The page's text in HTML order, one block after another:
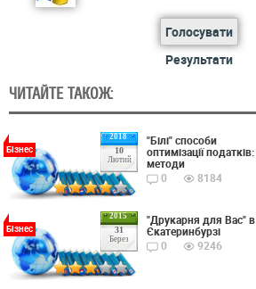
Голосувати
Результати
ЧИТАЙТЕ ТАКОЖ:
2018
10
Лютий
Бізнес
"Білі" способи
оптимізації податків:
методи
0
8184
2015
31
Берез
Бізнес
"Друкарня для Вас" в
Єкатеринбурзі
0
9246